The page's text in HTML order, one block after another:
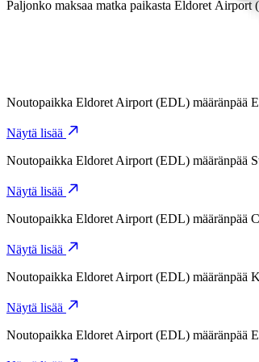
Matka paikasta Eldoret Airport (EDL)
Paljonko maksaa matka paikasta Eldoret
Matka paikasta Eldoret Airport (EDL)
Noutopaikka Eldoret Airport (EDL) määränpää
Näytä lisää
Noutopaikka Eldoret Airport (EDL) määränpää
Näytä lisää
Noutopaikka Eldoret Airport (EDL) määränpää
Näytä lisää
Noutopaikka Eldoret Airport (EDL) määränpää
Näytä lisää
Noutopaikka Eldoret Airport (EDL) määränpää